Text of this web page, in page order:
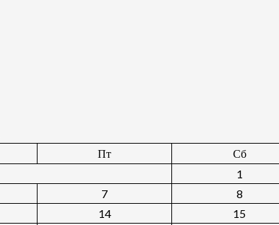
Пт Сб
1
7 8
14 15